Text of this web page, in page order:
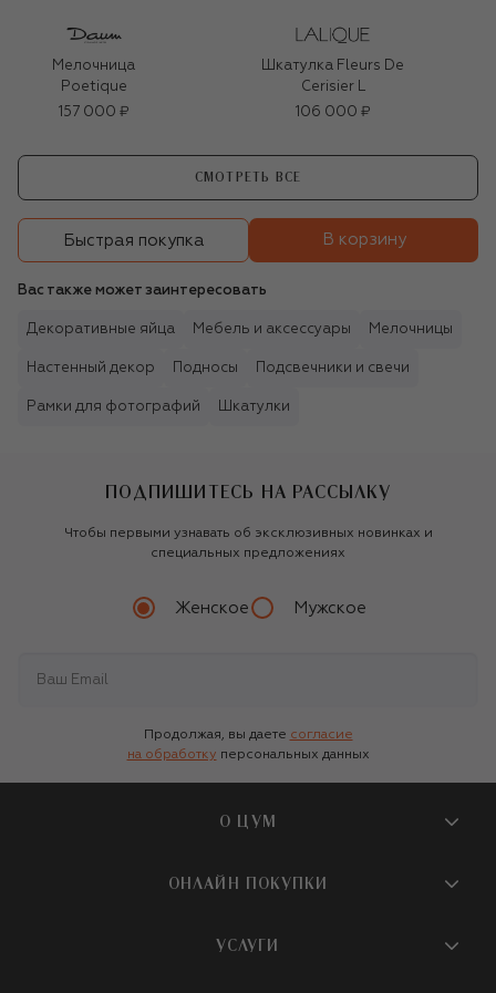
Мелочница
Poetique
157 000 ₽
Шкатулка Fleurs De
Cerisier L
106 000 ₽
СМОТРЕТЬ ВСЕ
Быстрая покупка В корзину
Вас также может заинтересовать
Декоративные яйца Мебель и аксессуары Мелочницы
Настенный декор Подносы Подсвечники и свечи
Рамки для фотографий Шкатулки
ПОДПИШИТЕСЬ НА РАССЫЛКУ
Чтобы первыми узнавать об эксклюзивных новинках и
специальных предложениях
Женское Мужское
Продолжая, вы даете согласие
на обработку персональных данных
О ЦУМ
О магазине
Бутики и ПВЗ ЦУМ
ОНЛАЙН ПОКУПКИ
УСЛУГИ